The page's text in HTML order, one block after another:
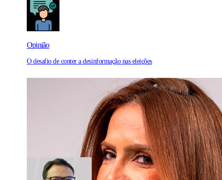
Opinião
O desafio de conter a desinformação nas eleições